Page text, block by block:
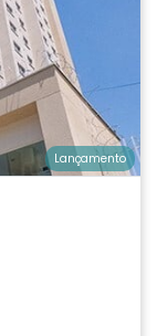
Lançamento